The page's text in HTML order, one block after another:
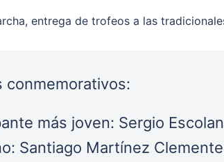
entrega de trofeos a las
conmemorativos:
más joven: Sergio
Santiago Martínez